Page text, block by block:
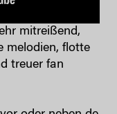
mitreißend,
melodien, flotte
treuer fan